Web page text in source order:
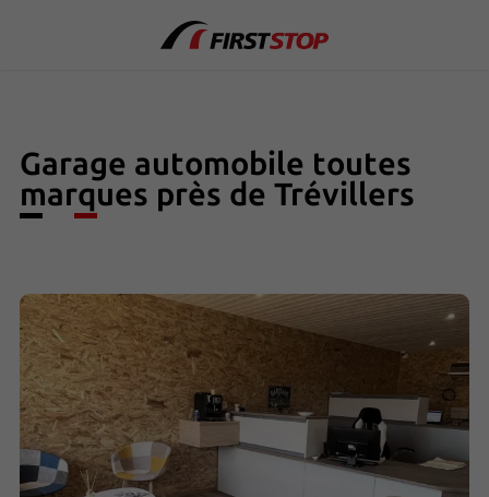
Garage automobile toutes
marques près de Trévillers